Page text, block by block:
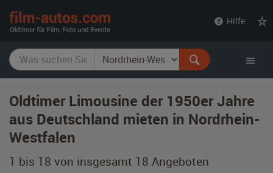
Hilfe
Oldtimer Limousine der 1950er Jahre
aus Deutschland mieten in Nordrhein-
Westfalen
1 bis 18 von insgesamt 18 Angeboten